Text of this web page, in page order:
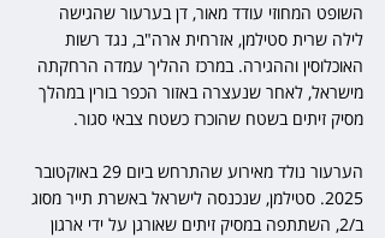
השופט המחוזי עודד מאור, דן בערעור שהגישה
לילה שרית סטילמן, אזרחית ארה"ב, נגד רשות
האוכלוסין וההגירה. במרכז ההליך עמדה הרחקתה
מישראל, לאחר שנעצרה באזור הכפר בורין במהלך
מסיק זיתים בשטח שהוכרז כשטח צבאי סגור.
הערעור נולד מאירוע שהתרחש ביום 29 באוקטובר
2025. סטילמן, שנכנסה לישראל באשרת תייר מסוג
ב/2, השתתפה במסיק זיתים שאורגן על ידי ארגון